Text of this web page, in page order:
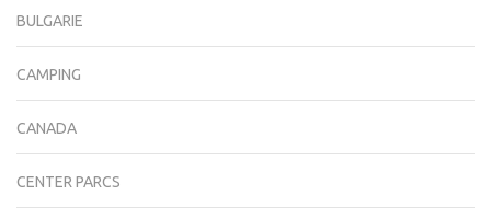
BULGARIE
CAMPING
CANADA
CENTER PARCS